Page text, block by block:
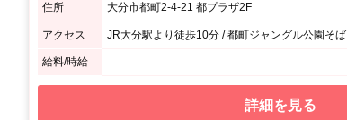
住所 大分市都町2-4-21 都プラザ2F
アクセス JR大分駅より徒歩10分 / 都町ジャングル公園そば
給料/時給
詳細を見る